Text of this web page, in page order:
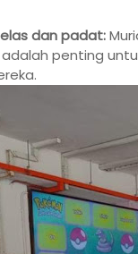
dan padat:
penting